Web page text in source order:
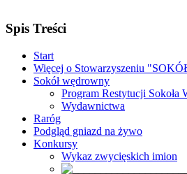
Spis Treści
Start
Więcej o Stowarzyszeniu
Sokół wędrowny
Program Restytucji Sokoła
Wydawnictwa
Raróg
Podgląd gniazd na żywo
Konkursy
Wykaz zwycięskich imion